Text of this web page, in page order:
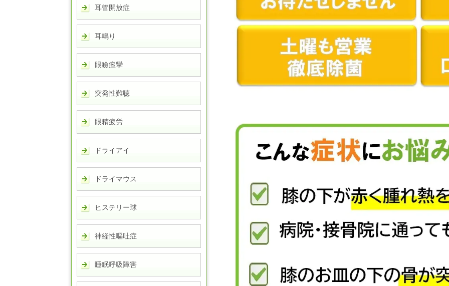
耳管開放症
耳鳴り
眼瞼痙攣
突発性難聴
眼精疲労
ドライアイ
ドライマウス
ヒステリー球
神経性嘔吐症
睡眠呼吸障害